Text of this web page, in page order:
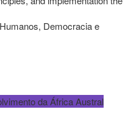
Democracia e
da África Austral